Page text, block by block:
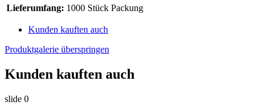
Lieferumfang: 1000 Stück Packung
Kunden kauften auch
Produktgalerie überspringen
Kunden kauften auch
slide 0